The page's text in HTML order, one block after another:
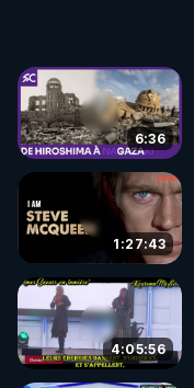
6:36
1:27:43
4:05:56